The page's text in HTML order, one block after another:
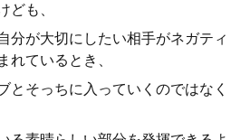
ども、
分が大切にしたい相手がネガティ
れているとき、
とそっちに入っていくのではなく